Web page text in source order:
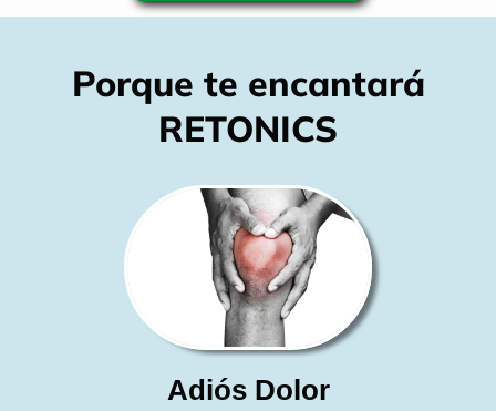
Porque te encantará
RETONICS
Adiós Dolor